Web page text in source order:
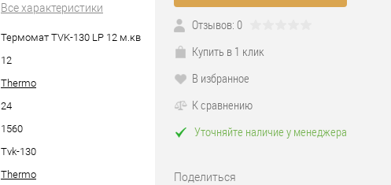
Все характеристики
Термомат TVK-130 LP 12 м.кв
12
Thermo
24
1560
Tvk-130
Thermo
Отзывов: 0
Купить в 1 клик
В избранное
К сравнению
Уточняйте наличие у менеджера
Поделиться